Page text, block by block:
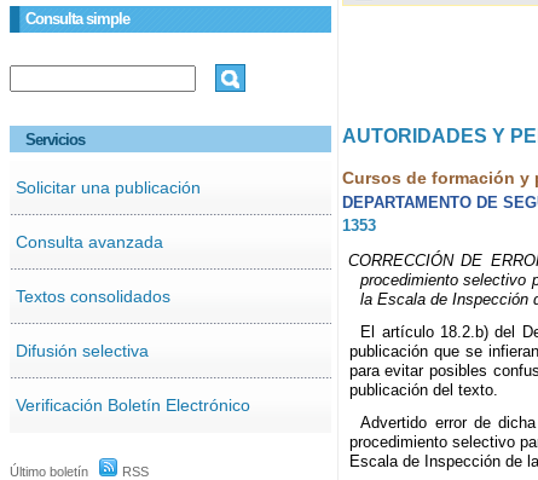
Consulta simple
Servicios
Solicitar una publicación
Consulta avanzada
Textos consolidados
Difusión selectiva
Verificación Boletín Electrónico
Último boletín RSS
AUTORIDADES Y
Cursos de formación y
DEPARTAMENTO DE
1353
CORRECCIÓN DE
procedimiento selectivo
la Escala de Inspección
El artículo 18.2.b) del
publicación que se
para evitar posibles
publicación del texto.
Advertido error de
procedimiento selectivo
Escala de Inspección de